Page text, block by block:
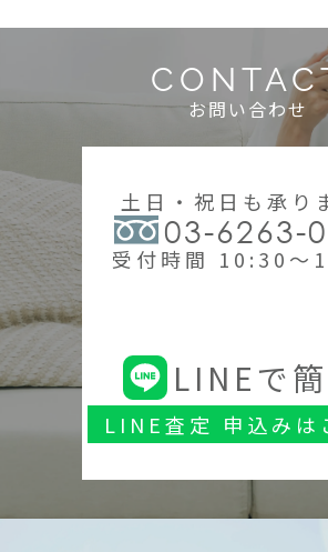
お問い合わせ
土日・祝日も承り
03-6263-
受付時間 10:30～
LINEで
LINE査定 申込みは